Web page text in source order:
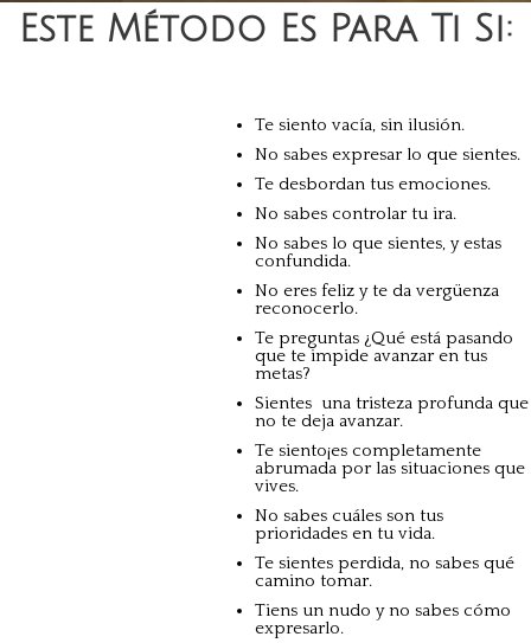
Este Método Es Para Ti Si:
Te siento vacía, sin ilusión.
No sabes expresar lo que sientes.
Te desbordan tus emociones.
No sabes controlar tu ira.
No sabes lo que sientes, y estas
confundida.
No eres feliz y te da vergüenza
reconocerlo.
Te preguntas ¿Qué está pasando
que te impide avanzar en tus
metas?
Sientes una tristeza profunda que
no te deja avanzar.
Te siento¡es completamente
abrumada por las situaciones que
vives.
No sabes cuáles son tus
prioridades en tu vida.
Te sientes perdida, no sabes qué
camino tomar.
Tiens un nudo y no sabes cómo
expresarlo.